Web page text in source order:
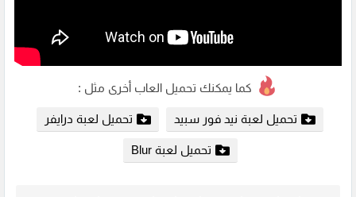
كما يمكنك تحميل العاب أخرى مثل :
تحميل لعبة نيد فور سبيد تحميل لعبة درايفر
تحميل لعبة Blur